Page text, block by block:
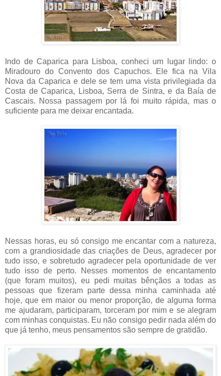
Indo de Caparica para Lisboa, conheci um lugar lindo: o
Miradouro do Convento dos Capuchos. Ele fica na Vila
Nova da Caparica e dele se tem uma vista privilegiada da
Costa de Caparica, Lisboa, Serra de Sintra, e da Baía de
Cascais. Nossa passagem por lá foi muito rápida, mas o
suficiente para me deixar encantada.
Nessas horas, eu só consigo me encantar com a natureza,
com a grandiosidade das criações de Deus, agradecer por
tudo isso, e sobretudo agradecer pela oportunidade de ver
tudo isso de perto. Nesses momentos de encantamento
(que foram muitos), eu pedi muitas bênçãos a todas as
pessoas que fizeram parte dessa minha caminhada até
hoje, que em maior ou menor proporção, de alguma forma
me ajudaram, participaram, torceram por mim e se alegram
com minhas conquistas. Eu não consigo pedir nada além do
que já tenho, meus pensamentos são sempre de gratidão.